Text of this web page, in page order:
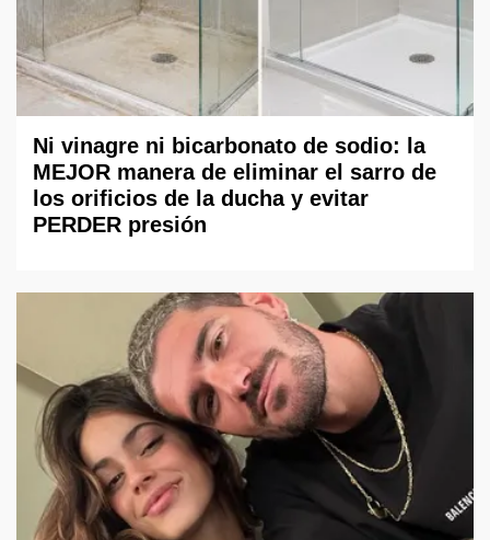
Ni vinagre ni bicarbonato de sodio: la
MEJOR manera de eliminar el sarro de
los orificios de la ducha y evitar
PERDER presión